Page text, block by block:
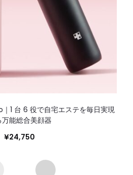
1 台 6 役で自宅エステを毎日実現
万能総合美顔器
¥24,750